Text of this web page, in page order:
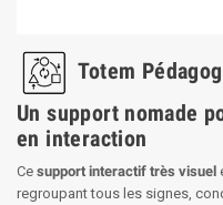
Totem
Un support nomade
en interaction
Ce support interactif très visuel
regroupant tous les signes,